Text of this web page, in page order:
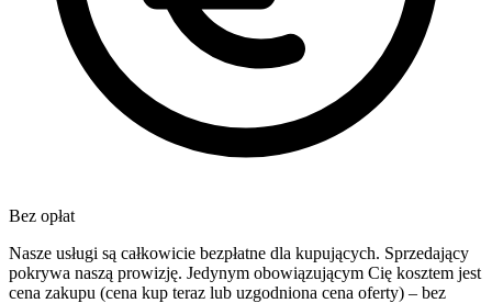
Bez opłat
Nasze usługi są całkowicie bezpłatne dla kupujących. Sprzedający
pokrywa naszą prowizję. Jedynym obowiązującym Cię kosztem jest
cena zakupu (cena kup teraz lub uzgodniona cena oferty) – bez